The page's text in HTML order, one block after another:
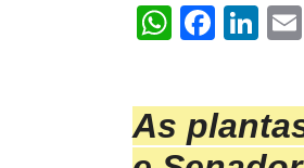
W
s
F
e
Li
e
As